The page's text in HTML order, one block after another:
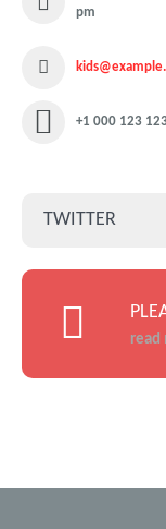
pm
+1 000 123
TWITTER
read